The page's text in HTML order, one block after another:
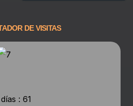
DE VISITAS
: 61